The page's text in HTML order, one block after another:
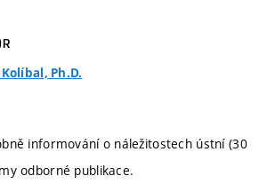
Ph.D.
informování o náležitostech ústní (30
odborné publikace.